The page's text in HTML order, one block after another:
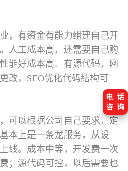
，有资金有能力组建自己开
人工成本高，还需要自己购
能好成本高。有源代码，网
改，SEO优化代码结构可
可以根据公司自己要求，定
本上是一条龙服务，从设
线。成本中等，开发费一次
；源代码可控，以后需要也